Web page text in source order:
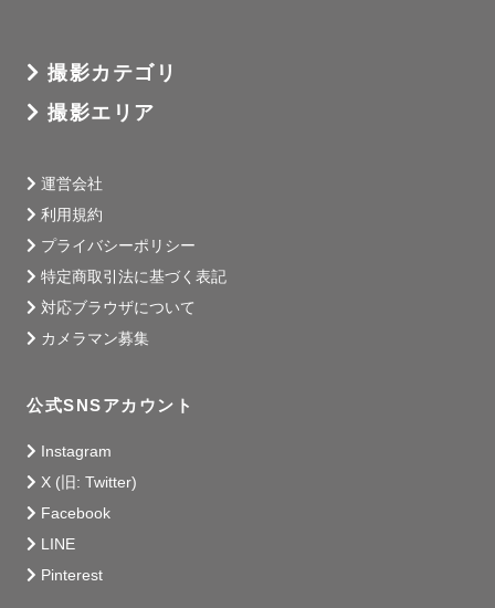
撮影カテゴリ
撮影エリア
運営会社
利用規約
プライバシーポリシー
特定商取引法に基づく表記
対応ブラウザについて
カメラマン募集
公式SNSアカウント
Instagram
X (旧: Twitter)
Facebook
LINE
Pinterest